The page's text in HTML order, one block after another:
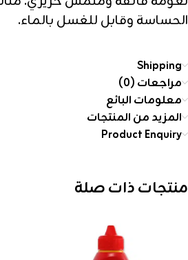
الحساسة وقابل للغسل بالماء.
Shipping
مراجعات (0)
معلومات البائع
المزيد من المنتجات
Product Enquiry
منتجات ذات صلة